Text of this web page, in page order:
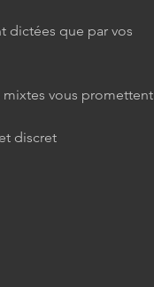
dictées que par vos
mixtes vous promettent
discret